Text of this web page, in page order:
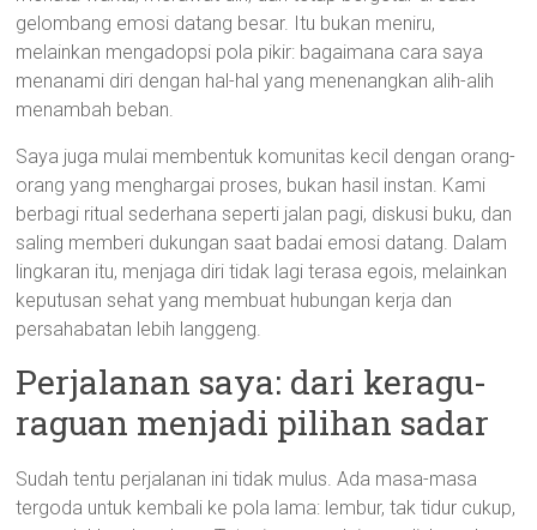
gelombang emosi datang besar. Itu bukan meniru,
melainkan mengadopsi pola pikir: bagaimana cara saya
menanami diri dengan hal-hal yang menenangkan alih-alih
menambah beban.
Saya juga mulai membentuk komunitas kecil dengan orang-
orang yang menghargai proses, bukan hasil instan. Kami
berbagi ritual sederhana seperti jalan pagi, diskusi buku, dan
saling memberi dukungan saat badai emosi datang. Dalam
lingkaran itu, menjaga diri tidak lagi terasa egois, melainkan
keputusan sehat yang membuat hubungan kerja dan
persahabatan lebih langgeng.
Perjalanan saya: dari keragu-
raguan menjadi pilihan sadar
Sudah tentu perjalanan ini tidak mulus. Ada masa-masa
tergoda untuk kembali ke pola lama: lembur, tak tidur cukup,